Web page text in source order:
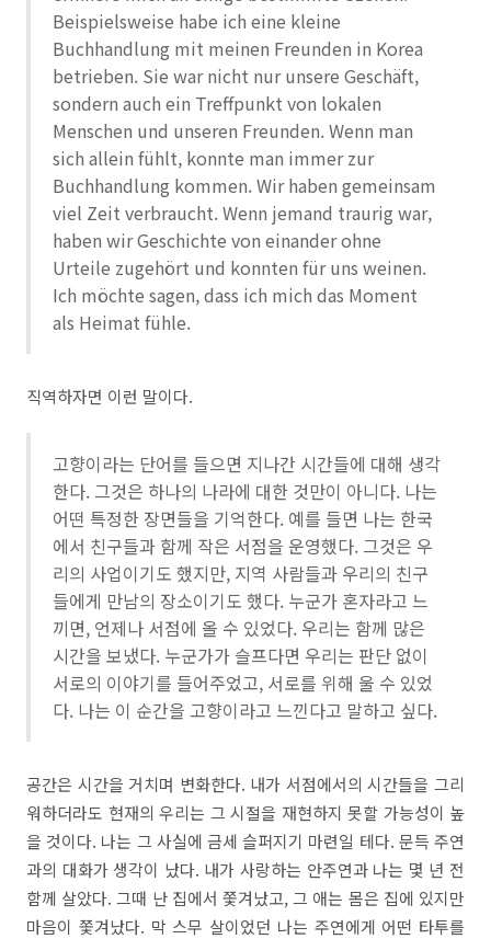
Beispielsweise habe ich eine kleine
Buchhandlung mit meinen Freunden in Korea
betrieben. Sie war nicht nur unsere Geschäft,
sondern auch ein Treffpunkt von lokalen
Menschen und unseren Freunden. Wenn man
sich allein fühlt, konnte man immer zur
Buchhandlung kommen. Wir haben gemeinsam
viel Zeit verbraucht. Wenn jemand traurig war,
haben wir Geschichte von einander ohne
Urteile zugehört und konnten für uns weinen.
Ich möchte sagen, dass ich mich das Moment
als Heimat fühle.
직역하자면 이런 말이다.
고향이라는 단어를 들으면 지나간 시간들에 대해 생각
한다. 그것은 하나의 나라에 대한 것만이 아니다. 나는
어떤 특정한 장면들을 기억한다. 예를 들면 나는 한국
에서 친구들과 함께 작은 서점을 운영했다. 그것은 우
리의 사업이기도 했지만, 지역 사람들과 우리의 친구
들에게 만남의 장소이기도 했다. 누군가 혼자라고 느
끼면, 언제나 서점에 올 수 있었다. 우리는 함께 많은
시간을 보냈다. 누군가가 슬프다면 우리는 판단 없이
서로의 이야기를 들어주었고, 서로를 위해 울 수 있었
다. 나는 이 순간을 고향이라고 느낀다고 말하고 싶다.
공간은 시간을 거치며 변화한다. 내가 서점에서의 시간들을 그리
워하더라도 현재의 우리는 그 시절을 재현하지 못할 가능성이 높
을 것이다. 나는 그 사실에 금세 슬퍼지기 마련일 테다. 문득 주연
과의 대화가 생각이 났다. 내가 사랑하는 안주연과 나는 몇 년 전
함께 살았다. 그때 난 집에서 쫓겨났고, 그 애는 몸은 집에 있지만
마음이 쫓겨났다. 막 스무 살이었던 나는 주연에게 어떤 타투를